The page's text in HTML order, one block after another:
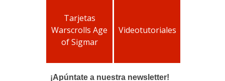
Tarjetas
Warscrolls Age
of Sigmar
Videotutoriales
¡Apúntate a nuestra newsletter!